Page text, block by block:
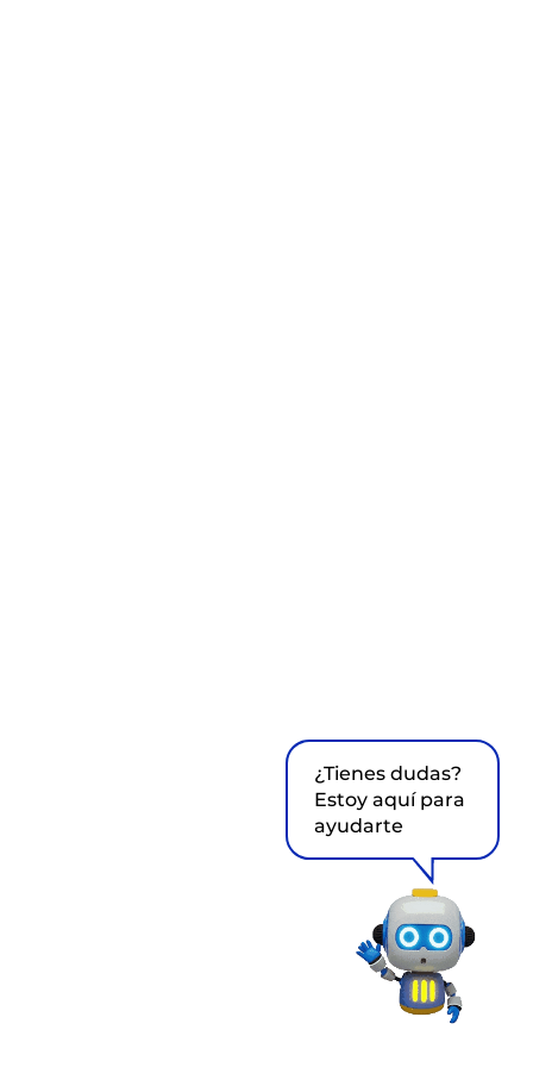
¿Tienes dudas?
Estoy aquí para
ayudarte